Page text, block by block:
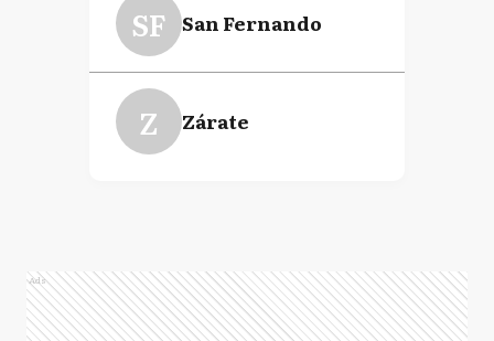
SF San Fernando
Z Zárate
Ads